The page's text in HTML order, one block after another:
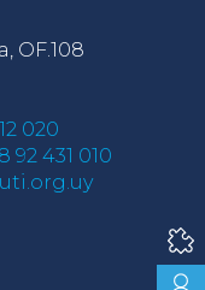
OF.108
020
92 431 010